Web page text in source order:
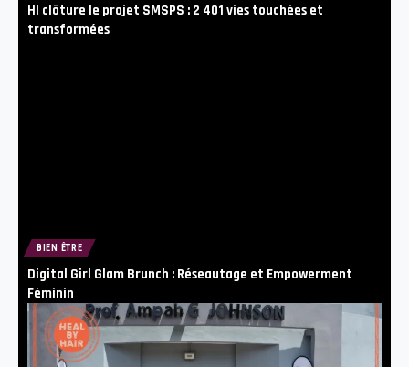
HI clôture le projet SMSPS : 2 401 vies touchées et
transformées
BIEN ÊTRE
Digital Girl Glam Brunch : Réseautage et Empowerment
Féminin